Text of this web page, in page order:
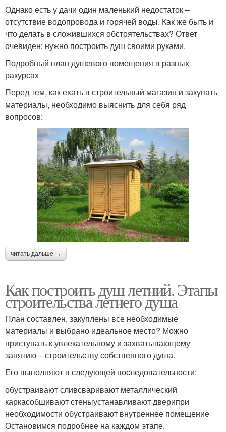
Душ для дачи Душ на дачу
Душ из профиля Лейка для душа
Однако есть у дачи один маленький недостаток –
отсутствие водопровода и горячей воды. Как же быть и
что делать в сложившихся обстоятельствах? Ответ
очевиден: нужно построить душ своими руками.
Подробный план душевого помещения в разных
ракурсах
Перед тем, как ехать в строительный магазин и закупать
материалы, необходимо выяснить для себя ряд
вопросов:
читать дальше →
Как построить душ летний. Этапы
строительства летнего душа
План составлен, закуплены все необходимые
материалы и выбрано идеальное место? Можно
приступать к увлекательному и захватывающему
занятию – строительству собственного душа.
Его выполняют в следующей последовательности:
обустраивают сливсваривают металлический
каркасобшивают стеныустанавливают дверипри
необходимости обустраивают внутреннее помещение
Остановимся подробнее на каждом этапе.